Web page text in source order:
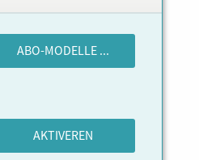
ABO-MODELLE ...
AKTIVEREN